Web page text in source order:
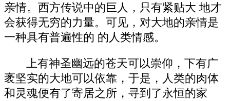
亲情。西方传说中的巨人，只有紧贴大 地才
会获得无穷的力量。可见，对大地的亲情是
一种具有普遍性的 的人类情感。
上有神圣幽远的苍天可以崇仰，下有广
袤坚实的大地可以依靠，于是，人类的肉体
和灵魂便有了寄居之所，寻到了永恒的家